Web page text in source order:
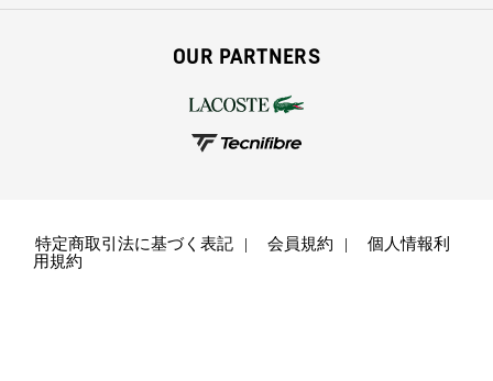
OUR PARTNERS
特定商取引法に基づく表記 会員規約
個人情報利
用規約